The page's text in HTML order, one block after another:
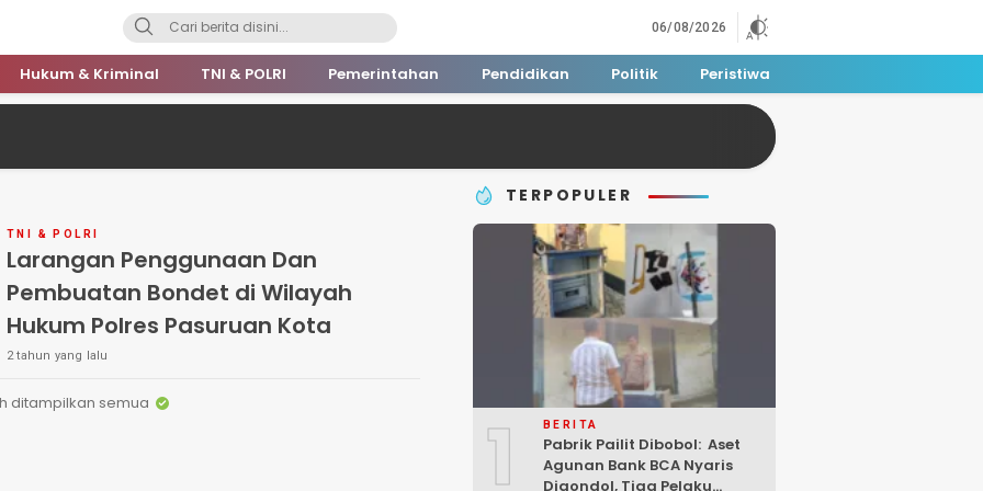
06/08/2026
Hukum & Kriminal TNI & POLRI Pemerintahan Pendidikan Politik Peristiwa
TNI & POLRI
Larangan Penggunaan Dan
Pembuatan Bondet di Wilayah
Hukum Polres Pasuruan Kota
2 tahun yang lalu
ditampilkan semua
TERPOPULER
1 BERITA
Pabrik Pailit Dibobol: Aset
Agunan Bank BCA Nyaris
Digondol, Tiga Pelaku